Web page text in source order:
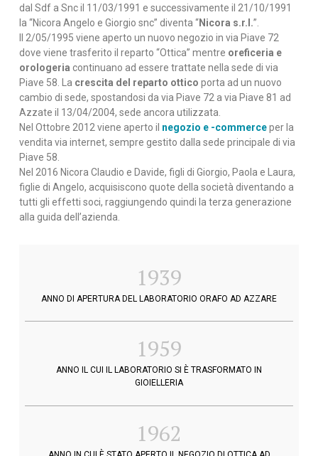
dal Sdf a Snc il 11/03/1991 e successivamente il 21/10/1991
la “Nicora Angelo e Giorgio snc” diventa “Nicora s.r.l.”.
Il 2/05/1995 viene aperto un nuovo negozio in via Piave 72
dove viene trasferito il reparto “Ottica” mentre oreficeria e
orologeria continuano ad essere trattate nella sede di via
Piave 58. La crescita del reparto ottico porta ad un nuovo
cambio di sede, spostandosi da via Piave 72 a via Piave 81 ad
Azzate il 13/04/2004, sede ancora utilizzata.
Nel Ottobre 2012 viene aperto il negozio e -commerceper la
vendita via internet, sempre gestito dalla sede principale di via
Piave 58.
Nel 2016 Nicora Claudio e Davide, figli di Giorgio, Paola e Laura,
figlie di Angelo, acquisiscono quote della società diventando a
tutti gli effetti soci, raggiungendo quindi la terza generazione
alla guida dell’azienda.
1939
ANNO DI APERTURA DEL LABORATORIO ORAFO AD AZZARE
1959
ANNO IL CUI IL LABORATORIO SI È TRASFORMATO IN
GIOIELLERIA
1962